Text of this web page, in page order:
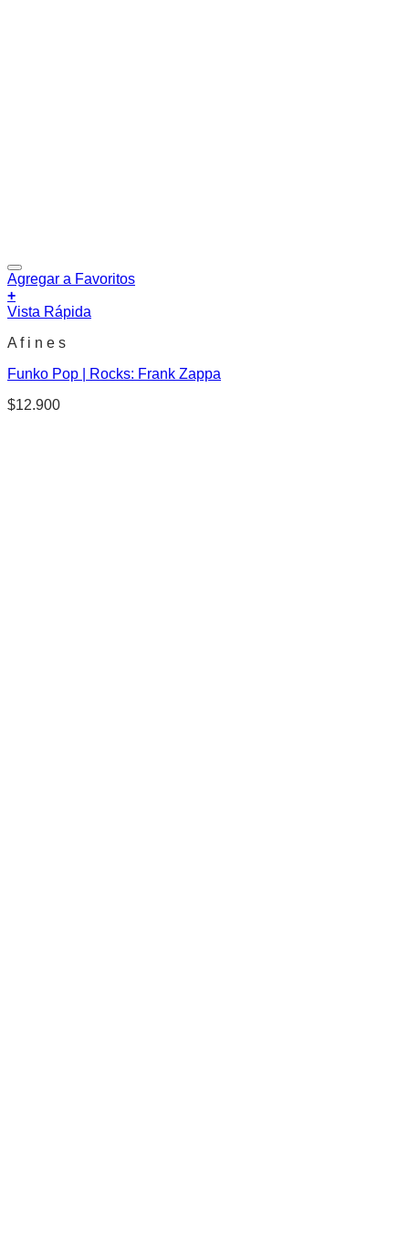
Agregar a Favoritos
+
Vista Rápida
A f i n e s
Funko Pop | Rocks: Frank Zappa
$12.900